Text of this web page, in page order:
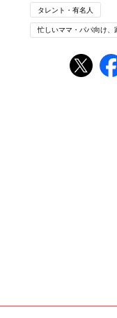
タレント・有名人
忙しいママ・パパ向け